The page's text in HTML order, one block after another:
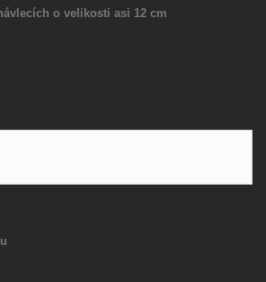
o velikosti asi 12 cm